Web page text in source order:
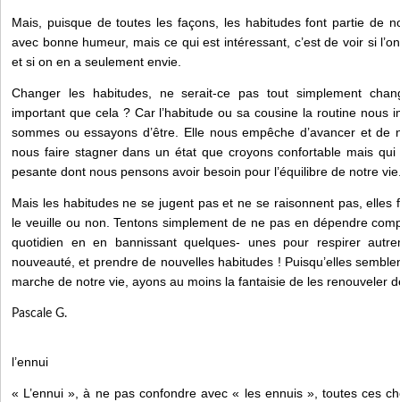
Mais, puisque de toutes les façons, les habitudes font partie de
avec bonne humeur, mais ce qui est intéressant, c’est de voir si
et si on en a seulement envie.
Changer les habitudes, ne serait-ce pas tout simplement
important que cela ? Car l’habitude ou sa cousine la routine nous
sommes ou essayons d’être. Elle nous empêche d’avancer et
nous faire stagner dans un état que croyons confortable mais
pesante dont nous pensons avoir besoin pour l’équilibre de notre
Mais les habitudes ne se jugent pas et ne se raisonnent pas, elles
le veuille ou non. Tentons simplement de ne pas en dépendre
quotidien en en bannissant quelques- unes pour respirer
nouveauté, et prendre de nouvelles habitudes ! Puisqu’elles
marche de notre vie, ayons au moins la fantaisie de les renouveler
Pascale G.
l’ennui
« L’ennui », à ne pas confondre avec « les ennuis », toutes ces